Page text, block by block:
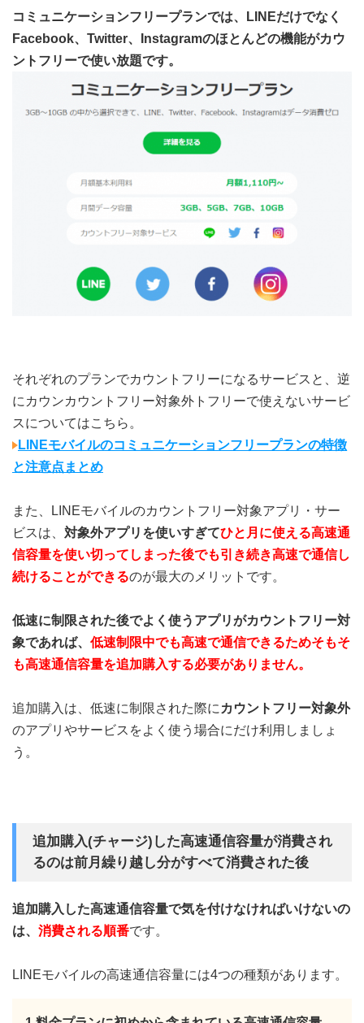
コミュニケーションフリープランでは、LINEだけでなく
Facebook、Twitter、Instagramのほとんどの機能がカウ
ントフリーで使い放題です。
それぞれのプランでカウントフリーになるサービスと、逆
にカウンカウントフリー対象外トフリーで使えないサービ
スについてはこちら。
LINEモバイルのコミュニケーションフリープランの特徴
と注意点まとめ
また、LINEモバイルのカウントフリー対象アプリ・サー
ビスは、 対象外アプリを使いすぎてひと月に使える高速通
信容量を使い切ってしまった後でも引き続き高速で通信し
続けることができるのが最大のメリットです。
低速に制限された後でよく使うアプリがカウントフリー対
象であれば、 低速制限中でも高速で通信できるためそもそ
も高速通信容量を追加購入する必要がありません。
追加購入は、低速に制限された際に カウントフリー対象外
のアプリやサービスをよく使う場合にだけ利用しましょ
う。
追加購入(チャージ)した高速通信容量が消費され
るのは前月繰り越し分がすべて消費された後
追加購入した高速通信容量で気を付けなければいけないの
は、 消費される順番です。
LINEモバイルの高速通信容量には4つの種類があります。